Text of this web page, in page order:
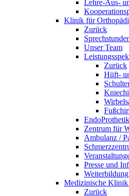
Lehre-Aus-
Klinik für
Zurück
Unser Team
Zurück
Hüft-
Zentrum für
Ambulanz /
Presse und
Medizinische
Zurück